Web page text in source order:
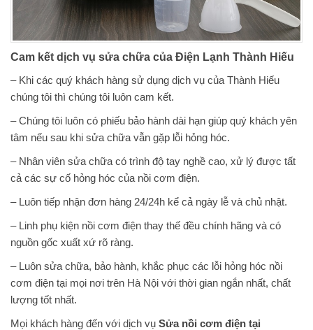
Cam kết dịch vụ sửa chữa của Điện Lạnh Thành Hiếu
– Khi các quý khách hàng sử dụng dịch vụ của Thành Hiếu
chúng tôi thì chúng tôi luôn cam kết.
– Chúng tôi luôn có phiếu bảo hành dài hạn giúp quý khách yên
tâm nếu sau khi sửa chữa vẫn gặp lỗi hỏng hóc.
– Nhân viên sửa chữa có trình độ tay nghề cao, xử lý được tất
cả các sự cố hỏng hóc của nồi cơm điện.
– Luôn tiếp nhận đơn hàng 24/24h kể cả ngày lễ và chủ nhật.
– Linh phụ kiện nồi cơm điện thay thế đều chính hãng và có
nguồn gốc xuất xứ rõ ràng.
– Luôn sửa chữa, bảo hành, khắc phục các lỗi hỏng hóc nồi
cơm điện tại mọi nơi trên Hà Nội với thời gian ngắn nhất, chất
lượng tốt nhất.
Mọi khách hàng đến với dịch vụ Sửa nồi cơm điện tại